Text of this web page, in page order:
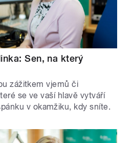
Sen, na který
zážitkem vjemů či
se ve vaší hlavě vytváří
v okamžiku, kdy sníte.